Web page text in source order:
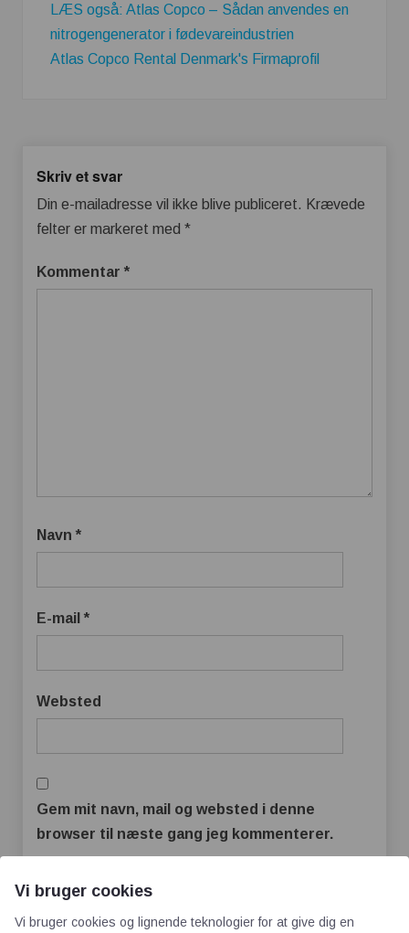
LÆS også: Atlas Copco – Sådan anvendes en
nitrogengenerator i fødevareindustrien
Atlas Copco Rental Denmark's Firmaprofil
Skriv et svar
Din e-mailadresse vil ikke blive publiceret. Krævede
felter er markeret med *
Kommentar *
Navn *
E-mail *
Websted
Gem mit navn, mail og websted i denne
browser til næste gang jeg kommenterer.
Vi bruger cookies
Vi bruger cookies og lignende teknologier for at give dig en